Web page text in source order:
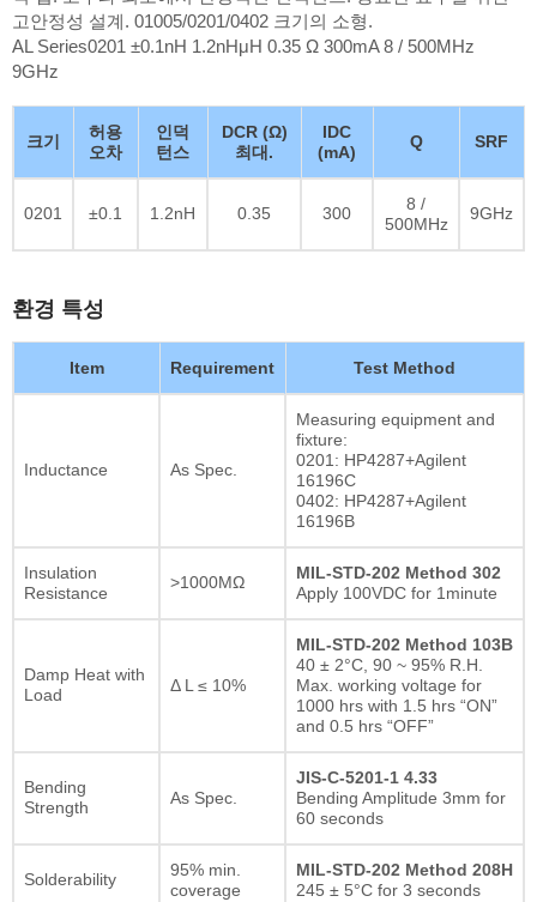
고안정성 설계. 01005/0201/0402 크기의 소형.
AL Series0201 ±0.1nH 1.2nHμH 0.35 Ω 300mA 8 / 500MHz
9GHz
크기
허용
오차
인덕
턴스
DCR (Ω)
최대.
IDC
(mA)
Q SRF
0201 ±0.1 1.2nH 0.35 300
8 /
500MHz
9GHz
환경 특성
Item Requirement Test Method
Inductance As Spec.
Measuring equipment and
fixture:
0201: HP4287+Agilent
16196C
0402: HP4287+Agilent
16196B
Insulation
Resistance
>1000MΩ
MIL-STD-202 Method 302
Apply 100VDC for 1minute
Damp Heat with
Load
Δ L ≤ 10%
MIL-STD-202 Method 103B
40 ± 2°C, 90 ~ 95% R.H.
Max. working voltage for
1000 hrs with 1.5 hrs “ON”
and 0.5 hrs “OFF”
Bending
Strength
As Spec.
JIS-C-5201-1 4.33
Bending Amplitude 3mm for
60 seconds
Solderability
95% min.
coverage
MIL-STD-202 Method 208H
245 ± 5°C for 3 seconds